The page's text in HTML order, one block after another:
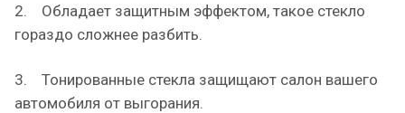
2. Обладает защитным эффектом, такое стекло
гораздо сложнее разбить.
3. Тонированные стекла защищают салон вашего
автомобиля от выгорания.